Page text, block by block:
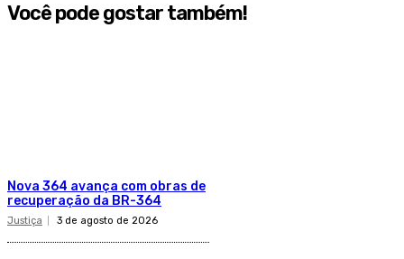
Você pode gostar também!
​Nova 364 avança com obras de
recuperação da BR-364​
Justiça 3 de agosto de 2026